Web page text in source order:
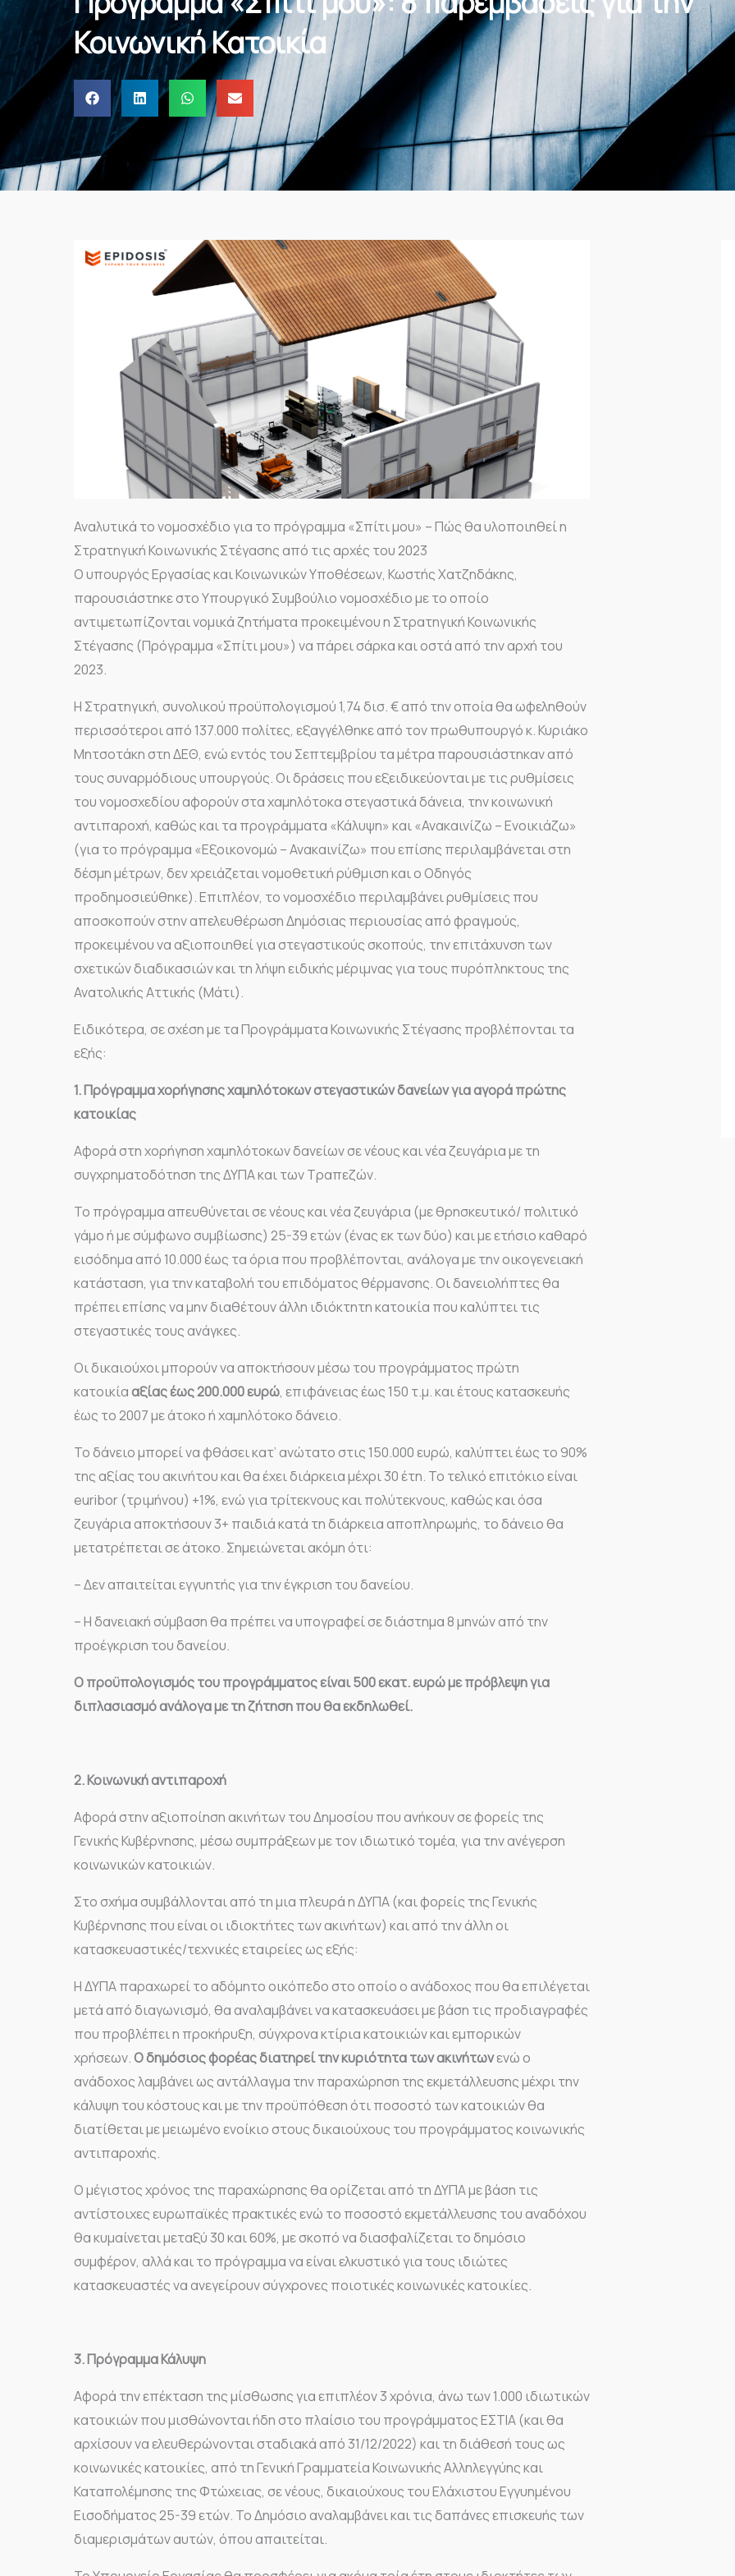
Κοινωνική Κατοικία
Αναλυτικά το νομοσχέδιο για το πρόγραμμα «Σπίτι μου» – Πώς θα υλοποιηθεί η
Στρατηγική Κοινωνικής Στέγασης από τις αρχές του 2023
Ο υπουργός Εργασίας και Κοινωνικών Υποθέσεων, Κωστής Χατζηδάκης,
παρουσιάστηκε στο Υπουργικό Συμβούλιο νομοσχέδιο με το οποίο
αντιμετωπίζονται νομικά ζητήματα προκειμένου η Στρατηγική Κοινωνικής
Στέγασης (Πρόγραμμα «Σπίτι μου») να πάρει σάρκα και οστά από την αρχή του
2023.
Η Στρατηγική, συνολικού προϋπολογισμού 1,74 δισ. € από την οποία θα ωφεληθούν
περισσότεροι από 137.000 πολίτες, εξαγγέλθηκε από τον πρωθυπουργό κ. Κυριάκο
Μητσοτάκη στη ΔΕΘ, ενώ εντός του Σεπτεμβρίου τα μέτρα παρουσιάστηκαν από
τους συναρμόδιους υπουργούς. Οι δράσεις που εξειδικεύονται με τις ρυθμίσεις
του νομοσχεδίου αφορούν στα χαμηλότοκα στεγαστικά δάνεια, την κοινωνική
αντιπαροχή, καθώς και τα προγράμματα «Κάλυψη» και «Ανακαινίζω – Ενοικιάζω»
(για το πρόγραμμα «Εξοικονομώ – Ανακαινίζω» που επίσης περιλαμβάνεται στη
δέσμη μέτρων, δεν χρειάζεται νομοθετική ρύθμιση και ο Οδηγός
προδημοσιεύθηκε). Επιπλέον, το νομοσχέδιο περιλαμβάνει ρυθμίσεις που
αποσκοπούν στην απελευθέρωση Δημόσιας περιουσίας από φραγμούς,
προκειμένου να αξιοποιηθεί για στεγαστικούς σκοπούς, την επιτάχυνση των
σχετικών διαδικασιών και τη λήψη ειδικής μέριμνας για τους πυρόπληκτους της
Ανατολικής Αττικής (Μάτι).
Ειδικότερα, σε σχέση με τα Προγράμματα Κοινωνικής Στέγασης προβλέπονται τα
εξής:
1. Πρόγραμμα χορήγησης χαμηλότοκων στεγαστικών δανείων για αγορά πρώτης
κατοικίας
Αφορά στη χορήγηση χαμηλότοκων δανείων σε νέους και νέα ζευγάρια με τη
συγχρηματοδότηση της ΔΥΠΑ και των Τραπεζών.
Το πρόγραμμα απευθύνεται σε νέους και νέα ζευγάρια (με θρησκευτικό/ πολιτικό
γάμο ή με σύμφωνο συμβίωσης) 25-39 ετών (ένας εκ των δύο) και με ετήσιο καθαρό
εισόδημα από 10.000 έως τα όρια που προβλέπονται, ανάλογα με την οικογενειακή
κατάσταση, για την καταβολή του επιδόματος θέρμανσης. Οι δανειολήπτες θα
πρέπει επίσης να μην διαθέτουν άλλη ιδιόκτητη κατοικία που καλύπτει τις
στεγαστικές τους ανάγκες.
Οι δικαιούχοι μπορούν να αποκτήσουν μέσω του προγράμματος πρώτη
κατοικία αξίας έως 200.000 ευρώ, επιφάνειας έως 150 τ.μ. και έτους κατασκευής
έως το 2007 με άτοκο ή χαμηλότοκο δάνειο.
Το δάνειο μπορεί να φθάσει κατ’ ανώτατο στις 150.000 ευρώ, καλύπτει έως το 90%
της αξίας του ακινήτου και θα έχει διάρκεια μέχρι 30 έτη. Το τελικό επιτόκιο είναι
euribor (τριμήνου) +1%, ενώ για τρίτεκνους και πολύτεκνους, καθώς και όσα
ζευγάρια αποκτήσουν 3+ παιδιά κατά τη διάρκεια αποπληρωμής, το δάνειο θα
μετατρέπεται σε άτοκο. Σημειώνεται ακόμη ότι:
– Δεν απαιτείται εγγυητής για την έγκριση του δανείου.
– Η δανειακή σύμβαση θα πρέπει να υπογραφεί σε διάστημα 8 μηνών από την
προέγκριση του δανείου.
Ο προϋπολογισμός του προγράμματος είναι 500 εκατ. ευρώ με πρόβλεψη για
διπλασιασμό ανάλογα με τη ζήτηση που θα εκδηλωθεί.
2. Κοινωνική αντιπαροχή
Αφορά στην αξιοποίηση ακινήτων του Δημοσίου που ανήκουν σε φορείς της
Γενικής Κυβέρνησης, μέσω συμπράξεων με τον ιδιωτικό τομέα, για την ανέγερση
κοινωνικών κατοικιών.
Στο σχήμα συμβάλλονται από τη μια πλευρά η ΔΥΠΑ (και φορείς της Γενικής
Κυβέρνησης που είναι οι ιδιοκτήτες των ακινήτων) και από την άλλη οι
κατασκευαστικές/τεχνικές εταιρείες ως εξής:
Η ΔΥΠΑ παραχωρεί το αδόμητο οικόπεδο στο οποίο ο ανάδοχος που θα επιλέγεται
μετά από διαγωνισμό, θα αναλαμβάνει να κατασκευάσει με βάση τις προδιαγραφές
που προβλέπει η προκήρυξη, σύγχρονα κτίρια κατοικιών και εμπορικών
χρήσεων. Ο δημόσιος φορέας διατηρεί την κυριότητα των ακινήτωνενώ ο
ανάδοχος λαμβάνει ως αντάλλαγμα την παραχώρηση της εκμετάλλευσης μέχρι την
κάλυψη του κόστους και με την προϋπόθεση ότι ποσοστό των κατοικιών θα
διατίθεται με μειωμένο ενοίκιο στους δικαιούχους του προγράμματος κοινωνικής
αντιπαροχής.
Ο μέγιστος χρόνος της παραχώρησης θα ορίζεται από τη ΔΥΠΑ με βάση τις
αντίστοιχες ευρωπαϊκές πρακτικές ενώ το ποσοστό εκμετάλλευσης του αναδόχου
θα κυμαίνεται μεταξύ 30 και 60%, με σκοπό να διασφαλίζεται το δημόσιο
συμφέρον, αλλά και το πρόγραμμα να είναι ελκυστικό για τους ιδιώτες
κατασκευαστές να ανεγείρουν σύγχρονες ποιοτικές κοινωνικές κατοικίες.
3. Πρόγραμμα Κάλυψη
Αφορά την επέκταση της μίσθωσης για επιπλέον 3 χρόνια, άνω των 1.000 ιδιωτικών
κατοικιών που μισθώνονται ήδη στο πλαίσιο του προγράμματος ΕΣΤΙΑ (και θα
αρχίσουν να ελευθερώνονται σταδιακά από 31/12/2022) και τη διάθεσή τους ως
κοινωνικές κατοικίες, από τη Γενική Γραμματεία Κοινωνικής Αλληλεγγύης και
Καταπολέμησης της Φτώχειας, σε νέους, δικαιούχους του Ελάχιστου Εγγυημένου
Εισοδήματος 25-39 ετών. Το Δημόσιο αναλαμβάνει και τις δαπάνες επισκευής των
διαμερισμάτων αυτών, όπου απαιτείται.